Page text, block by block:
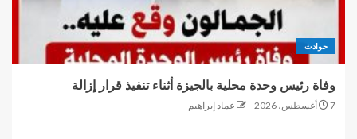
حوادث
وفاة رئيس وحدة محلية بالجيزة أثناء تنفيذ قرار إزالة
7 أغسطس، 2026 عماد إبراهيم